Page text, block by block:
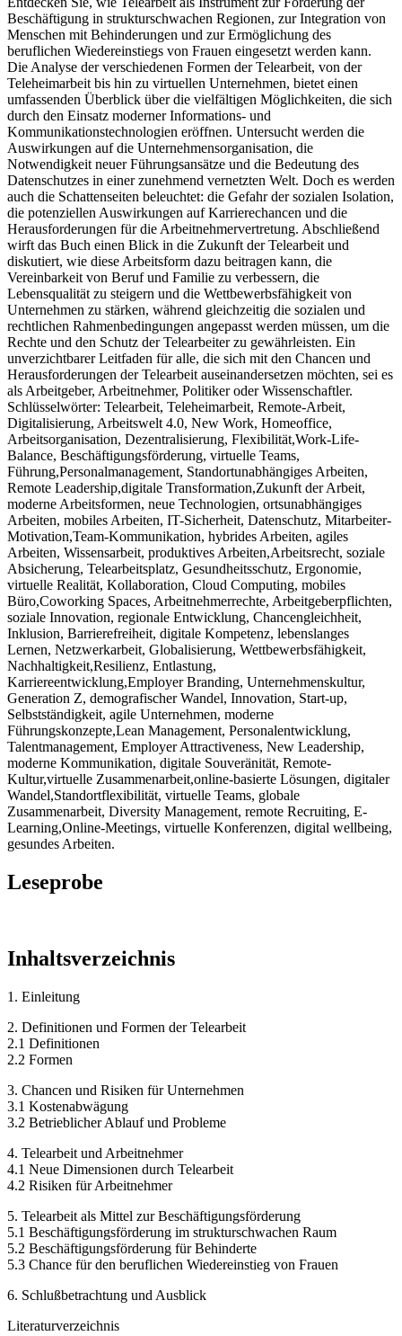
Beschäftigung in strukturschwachen Regionen, zur Integration von
Menschen mit Behinderungen und zur Ermöglichung des
beruflichen Wiedereinstiegs von Frauen eingesetzt werden kann.
Die Analyse der verschiedenen Formen der Telearbeit, von der
Teleheimarbeit bis hin zu virtuellen Unternehmen, bietet einen
umfassenden Überblick über die vielfältigen Möglichkeiten, die sich
durch den Einsatz moderner Informations- und
Kommunikationstechnologien eröffnen. Untersucht werden die
Auswirkungen auf die Unternehmensorganisation, die
Notwendigkeit neuer Führungsansätze und die Bedeutung des
Datenschutzes in einer zunehmend vernetzten Welt. Doch es werden
auch die Schattenseiten beleuchtet: die Gefahr der sozialen Isolation,
die potenziellen Auswirkungen auf Karrierechancen und die
Herausforderungen für die Arbeitnehmervertretung. Abschließend
wirft das Buch einen Blick in die Zukunft der Telearbeit und
diskutiert, wie diese Arbeitsform dazu beitragen kann, die
Vereinbarkeit von Beruf und Familie zu verbessern, die
Lebensqualität zu steigern und die Wettbewerbsfähigkeit von
Unternehmen zu stärken, während gleichzeitig die sozialen und
rechtlichen Rahmenbedingungen angepasst werden müssen, um die
Rechte und den Schutz der Telearbeiter zu gewährleisten. Ein
unverzichtbarer Leitfaden für alle, die sich mit den Chancen und
Herausforderungen der Telearbeit auseinandersetzen möchten, sei es
als Arbeitgeber, Arbeitnehmer, Politiker oder Wissenschaftler.
Schlüsselwörter: Telearbeit, Teleheimarbeit, Remote-Arbeit,
Digitalisierung, Arbeitswelt 4.0, New Work, Homeoffice,
Arbeitsorganisation, Dezentralisierung, Flexibilität,Work-Life-
Balance, Beschäftigungsförderung, virtuelle Teams,
Führung,Personalmanagement, Standortunabhängiges Arbeiten,
Remote Leadership,digitale Transformation,Zukunft der Arbeit,
moderne Arbeitsformen, neue Technologien, ortsunabhängiges
Arbeiten, mobiles Arbeiten, IT-Sicherheit, Datenschutz, Mitarbeiter-
Motivation,Team-Kommunikation, hybrides Arbeiten, agiles
Arbeiten, Wissensarbeit, produktives Arbeiten,Arbeitsrecht, soziale
Absicherung, Telearbeitsplatz, Gesundheitsschutz, Ergonomie,
virtuelle Realität, Kollaboration, Cloud Computing, mobiles
Büro,Coworking Spaces, Arbeitnehmerrechte, Arbeitgeberpflichten,
soziale Innovation, regionale Entwicklung, Chancengleichheit,
Inklusion, Barrierefreiheit, digitale Kompetenz, lebenslanges
Lernen, Netzwerkarbeit, Globalisierung, Wettbewerbsfähigkeit,
Nachhaltigkeit,Resilienz, Entlastung,
Karriereentwicklung,Employer Branding, Unternehmenskultur,
Generation Z, demografischer Wandel, Innovation, Start-up,
Selbstständigkeit, agile Unternehmen, moderne
Führungskonzepte,Lean Management, Personalentwicklung,
Talentmanagement, Employer Attractiveness, New Leadership,
moderne Kommunikation, digitale Souveränität, Remote-
Kultur,virtuelle Zusammenarbeit,online-basierte Lösungen, digitaler
Wandel,Standortflexibilität, virtuelle Teams, globale
Zusammenarbeit, Diversity Management, remote Recruiting, E-
Learning,Online-Meetings, virtuelle Konferenzen, digital wellbeing,
gesundes Arbeiten.
Leseprobe
Inhaltsverzeichnis
1. Einleitung
2. Definitionen und Formen der Telearbeit
2.1 Definitionen
2.2 Formen
3. Chancen und Risiken für Unternehmen
3.1 Kostenabwägung
3.2 Betrieblicher Ablauf und Probleme
4. Telearbeit und Arbeitnehmer
4.1 Neue Dimensionen durch Telearbeit
4.2 Risiken für Arbeitnehmer
5. Telearbeit als Mittel zur Beschäftigungsförderung
5.1 Beschäftigungsförderung im strukturschwachen Raum
5.2 Beschäftigungsförderung für Behinderte
5.3 Chance für den beruflichen Wiedereinstieg von Frauen
6. Schlußbetrachtung und Ausblick
Literaturverzeichnis